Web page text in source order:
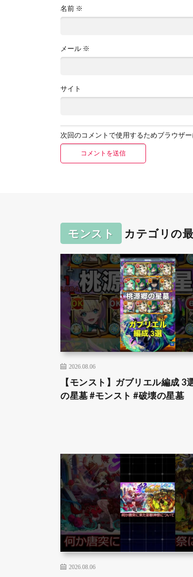
名前 ※
メール ※
サイト
次回のコメントで使用するためブラウザ
モンスト カテゴリの
2026.08.06
【モンスト】ガブリエル編成 3
の星墓 #モンスト #破壊の星墓
2026.08.06